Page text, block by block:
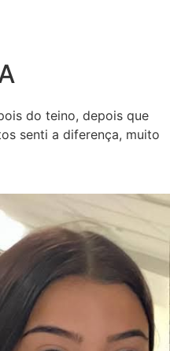
do teino, depois que
senti a diferença, muito